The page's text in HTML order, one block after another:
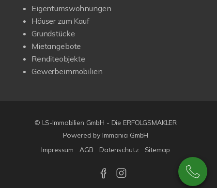
Eigentumswohnungen
Häuser zum Kauf
Grundstücke
Mietangebote
Renditeobjekte
Gewerbeimmobilien
© LS-Immobilien GmbH - Die ERFOLGSMAKLER
Powered by Immonia GmbH
Impressum
AGB Datenschutz Sitemap